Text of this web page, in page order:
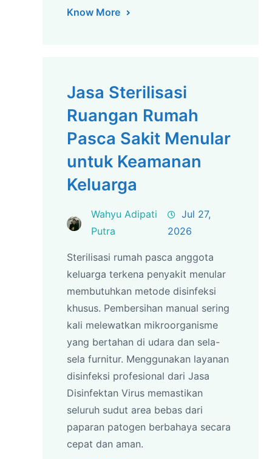
Know More
Jasa Sterilisasi
Ruangan Rumah
Pasca Sakit Menular
untuk Keamanan
Keluarga
Wahyu Adipati
Putra
Jul 27,
2026
Sterilisasi rumah pasca anggota
keluarga terkena penyakit menular
membutuhkan metode disinfeksi
khusus. Pembersihan manual sering
kali melewatkan mikroorganisme
yang bertahan di udara dan sela-
sela furnitur. Menggunakan layanan
disinfeksi profesional dari Jasa
Disinfektan Virus memastikan
seluruh sudut area bebas dari
paparan patogen berbahaya secara
cepat dan aman.